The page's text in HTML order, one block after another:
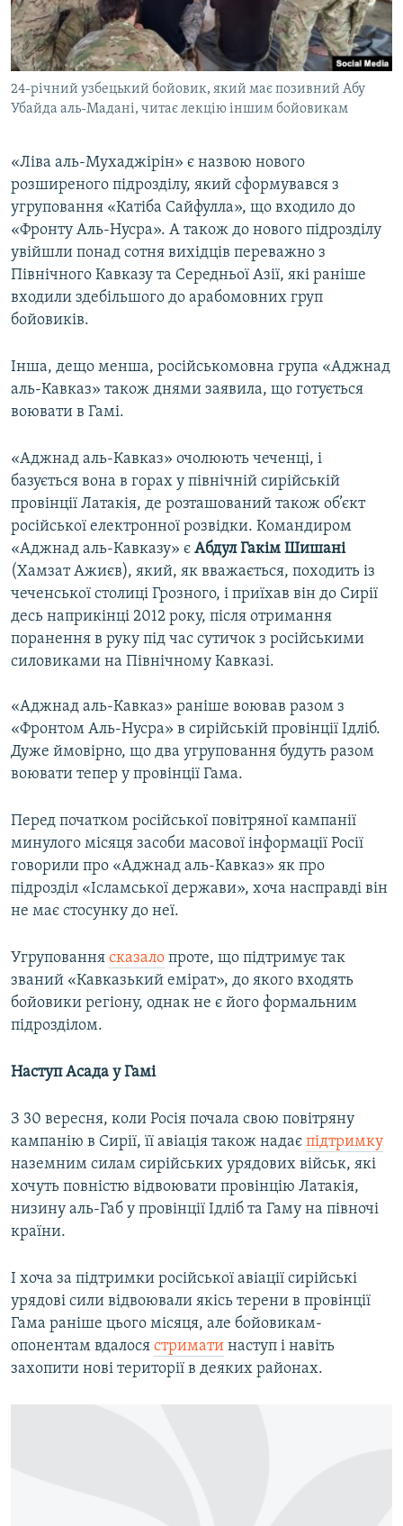
24-річний узбецький бойовик, який має позивний Абу
Убайда аль-Мадані, читає лекцію іншим бойовикам
«Ліва аль-Мухаджірін» є назвою нового
розширеного підрозділу, який сформувався з
угруповання «Катіба Сайфулла», що входило до
«Фронту Аль-Нусра». А також до нового підрозділу
увійшли понад сотня вихідців переважно з
Північного Кавказу та Середньої Азії, які раніше
входили здебільшого до арабомовних груп
бойовиків.
Інша, дещо менша, російськомовна група «Аджнад
аль-Кавказ» також днями заявила, що готується
воювати в Гамі.
«Аджнад аль-Кавказ» очолюють чеченці, і
базується вона в горах у північній сирійській
провінції Латакія, де розташований також об’єкт
російської електронної розвідки. Командиром
«Аджнад аль-Кавказу» є Абдул Гакім Шишані
(Хамзат Ажиєв), який, як вважається, походить із
чеченської столиці Грозного, і приїхав він до Сирії
десь наприкінці 2012 року, після отримання
поранення в руку під час сутичок з російськими
силовиками на Північному Кавказі.
«Аджнад аль-Кавказ» раніше воював разом з
«Фронтом Аль-Нусра» в сирійській провінції Ідліб.
Дуже ймовірно, що два угруповання будуть разом
воювати тепер у провінції Гама.
Перед початком російської повітряної кампанії
минулого місяця засоби масової інформації Росії
говорили про «Аджнад аль-Кавказ» як про
підрозділ «Ісламської держави», хоча насправді він
не має стосунку до неї.
Угруповання сказало проте, що підтримує так
званий «Кавказький емірат», до якого входять
бойовики регіону, однак не є його формальним
підрозділом.
Наступ Асада у Гамі
З 30 вересня, коли Росія почала свою повітряну
кампанію в Сирії, її авіація також надає підтримку
наземним силам сирійських урядових військ, які
хочуть повністю відвоювати провінцію Латакія,
низину аль-Габ у провінції Ідліб та Гаму на півночі
країни.
І хоча за підтримки російської авіації сирійські
урядові сили відвоювали якісь терени в провінції
Гама раніше цього місяця, але бойовикам-
опонентам вдалося стримати наступ і навіть
захопити нові території в деяких районах.